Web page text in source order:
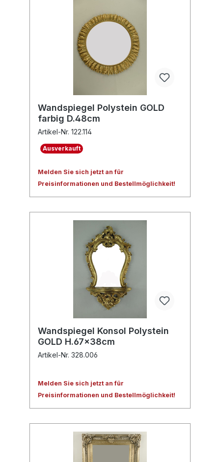
Wandspiegel Polystein GOLD
farbig D.48cm
Artikel-Nr. 122.114
Ausverkauft
Melden Sie sich jetzt an für
Preisinformationen und Bestellmöglichkeit!
Wandspiegel Konsol Polystein
GOLD H.67x38cm
Artikel-Nr. 328.006
Melden Sie sich jetzt an für
Preisinformationen und Bestellmöglichkeit!